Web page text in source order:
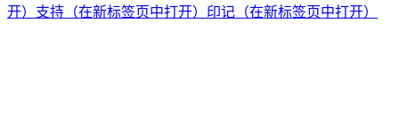
开） 支持 （在新标签页中打开） 印记 （在新标签页中打开）